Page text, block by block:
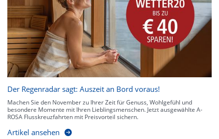
Der Regenradar sagt: Auszeit an Bord voraus!
Machen Sie den November zu Ihrer Zeit für Genuss, Wohlgefühl und
besondere Momente mit Ihren Lieblingsmenschen. Jetzt ausgewählte A-
ROSA Flusskreuzfahrten mit Preisvorteil sichern.
Artikel ansehen